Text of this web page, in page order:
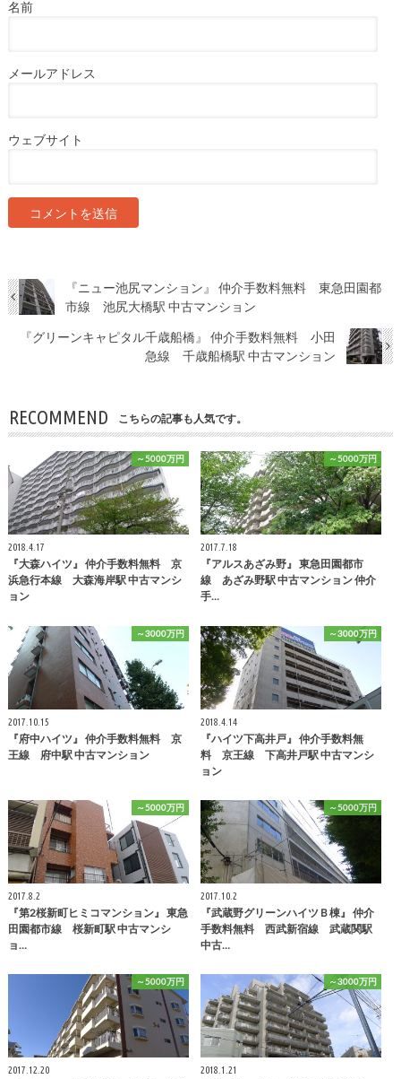
名前
メールアドレス
ウェブサイト
『ニュー池尻マンション』 仲介手数料無料 東急田園都
市線 池尻大橋駅 中古マンション
『グリーンキャピタル千歳船橋』 仲介手数料無料 小田
急線 千歳船橋駅 中古マンション
RECOMMEND こちらの記事も人気です。
～5000万円
2018.4.17
『大森ハイツ』 仲介手数料無料 京
浜急行本線 大森海岸駅 中古マンシ
ョン
～5000万円
2017.7.18
『アルスあざみ野』 東急田園都市
線 あざみ野駅 中古マンション 仲介
手…
～3000万円
2017.10.15
『府中ハイツ』 仲介手数料無料 京
王線 府中駅 中古マンション
～3000万円
2018.4.14
『ハイツ下高井戸』 仲介手数料無
料 京王線 下高井戸駅 中古マンシ
ョン
～5000万円
2017.8.2
『第2桜新町ヒミコマンション』 東急
田園都市線 桜新町駅 中古マンシ
ョ…
～5000万円
2017.10.2
『武蔵野グリーンハイツＢ棟』 仲介
手数料無料 西武新宿線 武蔵関駅
中古…
～5000万円
2017.12.20
～3000万円
2018.1.21